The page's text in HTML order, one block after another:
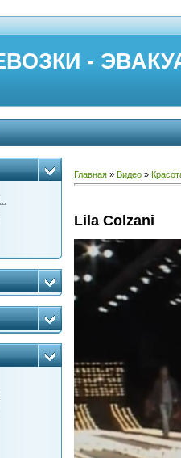
-
Главная » Видео »
Lila Colzani